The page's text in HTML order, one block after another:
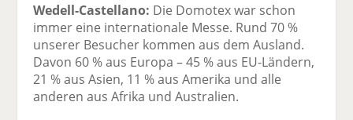
Wedell-Castellano: Die Domotex war schon
immer eine internationale Messe. Rund 70 %
unserer Besucher kommen aus dem Ausland.
Davon 60 % aus Europa – 45 % aus EU-Ländern,
21 % aus Asien, 11 % aus Amerika und alle
anderen aus Afrika und Australien.